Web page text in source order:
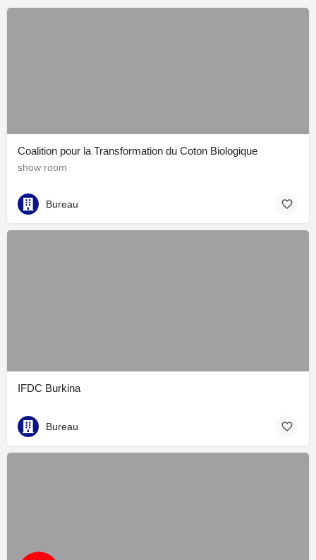
Coalition pour la Transformation du Coton Biologique
show room
Bureau
IFDC Burkina
Bureau